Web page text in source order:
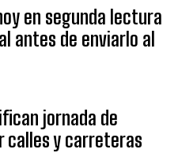
en segunda lectura
antes de enviarlo al
jornada de
calles y carreteras